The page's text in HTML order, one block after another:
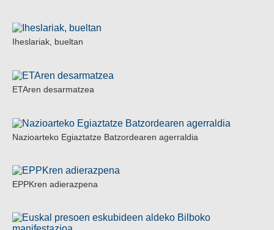
Iheslariak, bueltan
ETAren desarmatzea
Nazioarteko Egiaztatze Batzordearen agerraldia
EPPKren adierazpena